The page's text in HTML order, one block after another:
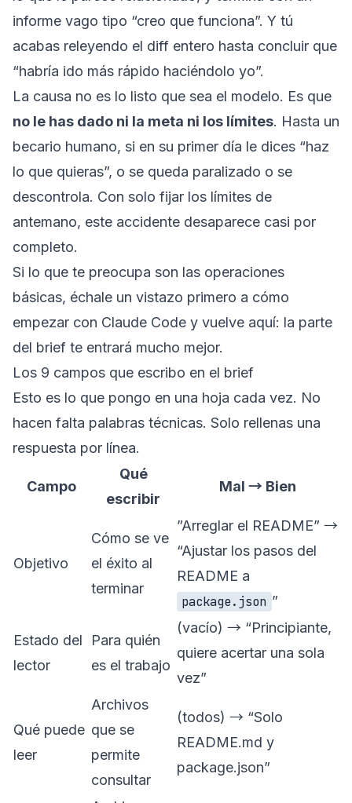
informe vago tipo “creo que funciona”. Y tú
acabas releyendo el diff entero hasta concluir que
“habría ido más rápido haciéndolo yo”.
La causa no es lo listo que sea el modelo. Es que
no le has dado ni la meta ni los límites. Hasta un
becario humano, si en su primer día le dices “haz
lo que quieras”, o se queda paralizado o se
descontrola. Con solo fijar los límites de
antemano, este accidente desaparece casi por
completo.
Si lo que te preocupa son las operaciones
básicas, échale un vistazo primero a cómo
empezar con Claude Code y vuelve aquí: la parte
del brief te entrará mucho mejor.
Los 9 campos que escribo en el brief
Esto es lo que pongo en una hoja cada vez. No
hacen falta palabras técnicas. Solo rellenas una
respuesta por línea.
Campo
Qué
escribir
Mal → Bien
Objetivo
Cómo se ve
el éxito al
terminar
”Arreglar el README” →
“Ajustar los pasos del
README a
package.json ”
Estado del
lector
Para quién
es el trabajo
(vacío) → “Principiante,
quiere acertar una sola
vez”
Qué puede
leer
Archivos
que se
permite
consultar
(todos) → “Solo
README.md y
package.json”